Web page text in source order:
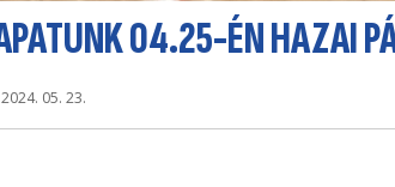
04.25-ÉN HAZAI
2024. 05. 23.